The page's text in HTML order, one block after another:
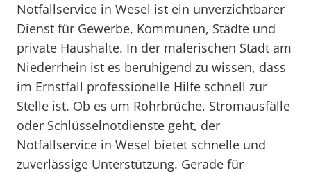
Notfallservice in Wesel ist ein unverzichtbarer
Dienst für Gewerbe, Kommunen, Städte und
private Haushalte. In der malerischen Stadt am
Niederrhein ist es beruhigend zu wissen, dass
im Ernstfall professionelle Hilfe schnell zur
Stelle ist. Ob es um Rohrbrüche, Stromausfälle
oder Schlüsselnotdienste geht, der
Notfallservice in Wesel bietet schnelle und
zuverlässige Unterstützung. Gerade für